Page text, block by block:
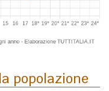
popolazione